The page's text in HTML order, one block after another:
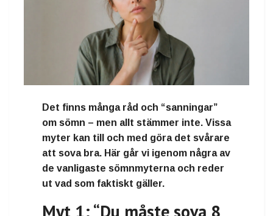
Det finns många råd och “sanningar”
om sömn – men allt stämmer inte. Vissa
myter kan till och med göra det svårare
att sova bra. Här går vi igenom några av
de vanligaste sömnmyterna och reder
ut vad som faktiskt gäller.
Myt 1: “Du måste sova 8